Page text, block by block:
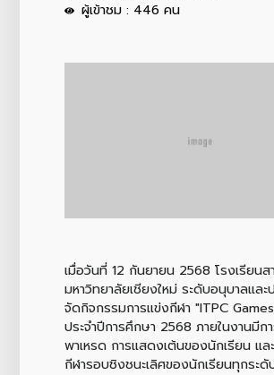
ผู้เข้าชม : 446 คน
เมื่อวันที่ 12 กันยายน 2568 โรงเรียนส
มหาวิทยาลัยเชียงใหม่ ระดับอนุบาลและ
จัดกิจกรรมการแข่งกีฬา "ITPC
ประจำปีการศึกษา 2568 ภายในงานมีก
พาเหรด การแสดงเต้นของนักเรียน แล
กีฬารอบชิงชนะเลิศของนักเรียนทุกระ